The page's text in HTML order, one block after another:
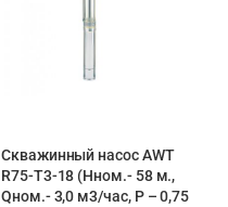
Скважинный насос AWT
R75-T3-18 (Нном.- 58 м.,
Qном.- 3,0 м3/час, Р – 0,75